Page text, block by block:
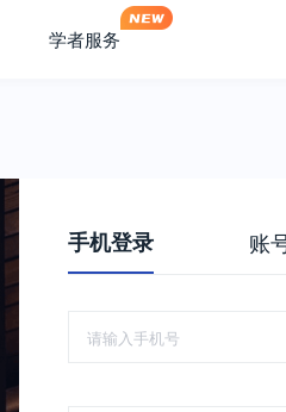
学者服务
手机登录 账